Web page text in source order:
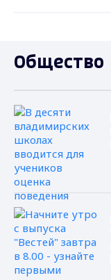
Общество